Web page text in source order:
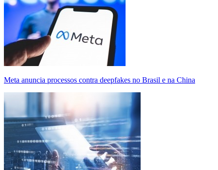
Meta anuncia processos contra deepfakes no Brasil e na China